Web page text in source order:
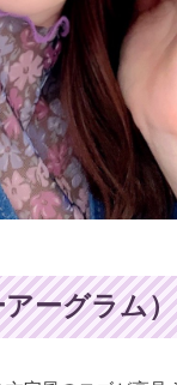
ーグラム